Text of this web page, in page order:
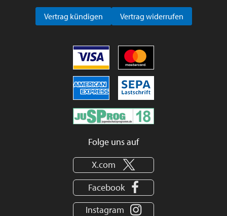
Vertrag kündigen Vertrag widerrufen
Folge uns auf
X.com
Facebook
Instagram